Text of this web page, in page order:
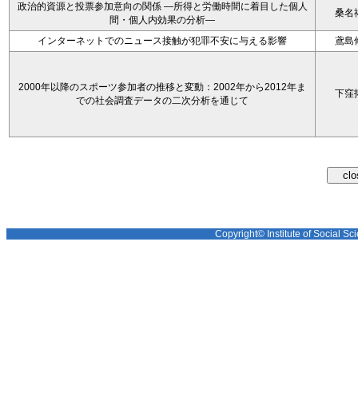
政治的資源と投票参加意向の関係 ―所得と労働時間に着目した個人
間・個人内効果の分析―
桑名
インターネットでのニュース接触が犯罪不安に与える影響 鳶島
2000年以降のスポーツ参加者の推移と変動：2002年から2012年ま
での社会調査データの二次分析を通じて
下窪
Copyright© Institute of Social